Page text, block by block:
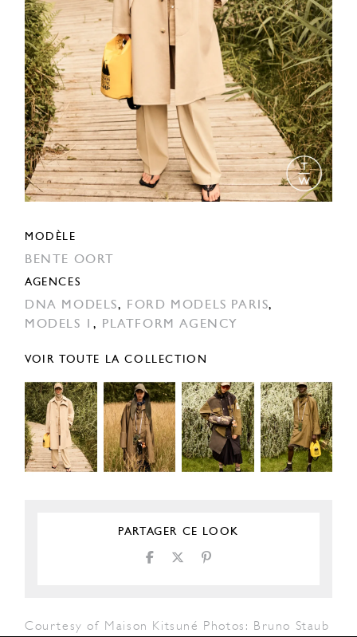
MODÈLE
BENTE OORT
AGENCES
DNA MODELS, FORD MODELS PARIS,
MODELS 1 , PLATFORM AGENCY
VOIR TOUTE LA COLLECTION
PARTAGER CE LOOK
Courtesy of Maison Kitsuné Photos: Bruno Staub